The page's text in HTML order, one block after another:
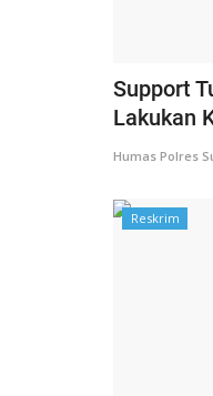
Support
Lakukan
Humas Polres
Reskrim